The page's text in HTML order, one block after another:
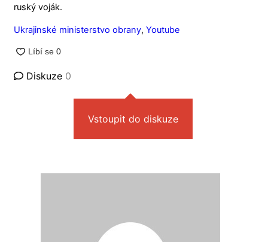
ruský voják.
Ukrajinské ministerstvo obrany, Youtube
Diskuze 0
Vstoupit do diskuze